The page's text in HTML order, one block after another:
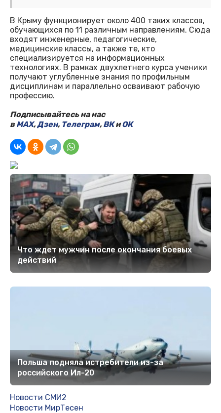
В Крыму функционирует около 400 таких классов,
обучающихся по 11 различным направлениям. Сюда
входят инженерные, педагогические,
медицинские классы, а также те, кто
специализируется на информационных
технологиях. В рамках двухлетнего курса ученики
получают углубленные знания по профильным
дисциплинам и параллельно осваивают рабочую
профессию.
Подписывайтесь на нас
вMAX,Дзен, Телеграм,ВКиОК
Что ждет мужчин после окончания боевых
действий
Польша подняла истребители из-за
российского Ил-20
Новости СМИ2
Новости МирТесен